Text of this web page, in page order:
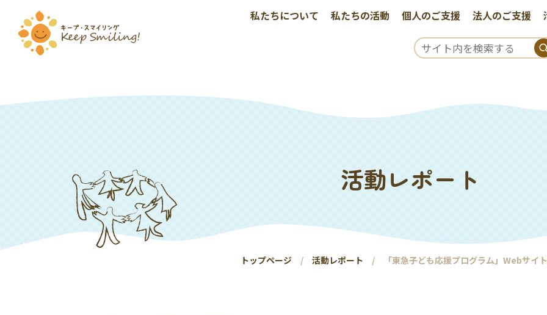
私たちについて 私たちの活動 個人のご支援 法人のご支援
活動レポート
トップページ 活動レポート 「東急子ども応援プログラム」Webサイ